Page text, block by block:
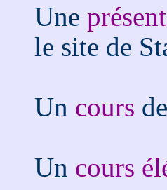
Une
le site de
Un cours
Un cours